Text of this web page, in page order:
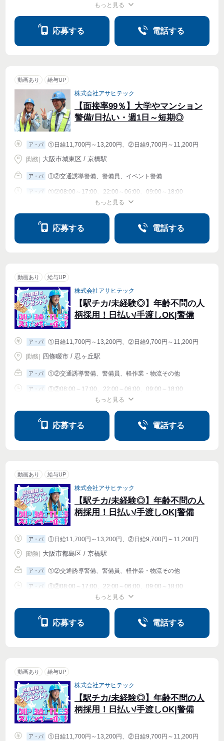
もっと見る
応募する 電話する
動画あり 給与UP
株式会社アサヒテック
【面接率99％】大学やマンション
警備/日払い・週1日～短期◎
ア・パ ①日給11,700円～13,200円、②日給9,700円～11,200円
|勤務 大阪市城東区 / 京橋駅
ア・パ ①②交通誘導警備、警備員、イベント警備
ア・パ ①②08:00～17:00、22:00～06:00、09:00～18:00
もっと見る
応募する 電話する
動画あり 給与UP
株式会社アサヒテック
【駅チカ/未経験◎】年齢不問の人
柄採用！日払い/手渡しOK|警備
ア・パ ①日給11,700円～13,200円、②日給9,700円～11,200円
|勤務 四條畷市 / 忍ヶ丘駅
ア・パ ①②交通誘導警備、警備員、軽作業・物流その他
ア・パ ①②08:00～17:00、22:00～06:00、09:00～18:00
もっと見る
応募する 電話する
動画あり 給与UP
株式会社アサヒテック
【駅チカ/未経験◎】年齢不問の人
柄採用！日払い/手渡しOK|警備
ア・パ ①日給11,700円～13,200円、②日給9,700円～11,200円
|勤務 大阪市都島区 / 京橋駅
ア・パ ①②交通誘導警備、警備員、軽作業・物流その他
ア・パ ①②08:00～17:00、22:00～06:00、09:00～18:00
もっと見る
応募する 電話する
動画あり 給与UP
株式会社アサヒテック
【駅チカ/未経験◎】年齢不問の人
柄採用！日払い/手渡しOK|警備
ア・パ ①日給11,700円～13,200円、②日給9,700円～11,200円